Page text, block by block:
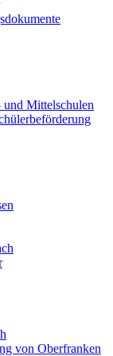
und Mittelschulen
von Oberfranken